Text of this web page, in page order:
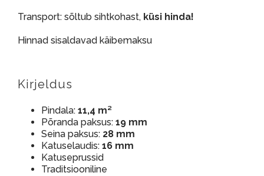
Transport: sõltub sihtkohast, küsi hinda!
Hinnad sisaldavad käibemaksu
Kirjeldus
Pindala: 11,4 m²
Põranda paksus: 19 mm
Seina paksus: 28 mm
Katuselaudis: 16 mm
Katuseprussid
Traditsiooniline